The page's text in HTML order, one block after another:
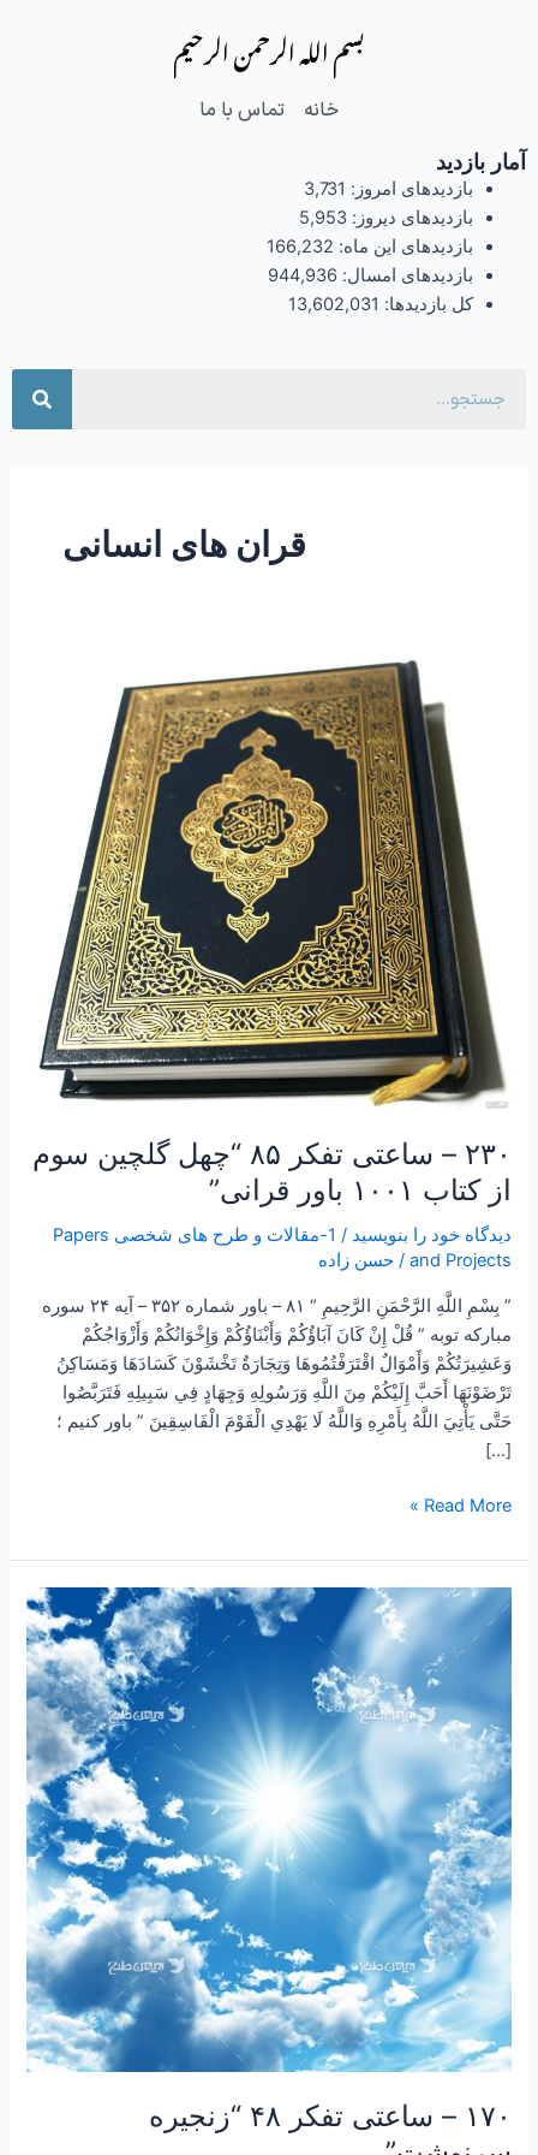
بسم الله الرحمن الرحیم
خانه تماس با ما
آمار بازدید
بازدیدهای امروز: 3,731
بازدیدهای دیروز: 5,953
بازدیدهای این ماه: 166,232
بازدیدهای امسال: 944,936
کل بازدیدها: 13,602,031
قران های انسانی
۲۳۰ – ساعتی تفکر ۸۵ “چهل گلچین سوم
از کتاب ۱۰۰۱ باور قرانی”
دیدگاه‌ خود را بنویسید /
1-مقالات و طرح های شخصی Papers
and Projects
/حسن زاده
” بِسْمِ اللَّهِ الرَّحْمَنِ الرَّحِيمِ “ ۸۱ – باور شماره ۳۵۲ – آیه ۲۴ سوره
مبارکه توبه ” قُلْ إِنْ كَانَ آبَاؤُكُمْ وَأَبْنَاؤُكُمْ وَإِخْوَانُكُمْ وَأَزْوَاجُكُمْ
وَعَشِيرَتُكُمْ وَأَمْوَالٌ اقْتَرَفْتُمُوهَا وَتِجَارَةٌ تَخْشَوْنَ كَسَادَهَا وَمَسَاكِنُ
تَرْضَوْنَهَا أَحَبَّ إِلَيْكُمْ مِنَ اللَّهِ وَرَسُولِهِ وَجِهَادٍ فِي سَبِيلِهِ فَتَرَبَّصُوا
حَتَّى يَأْتِيَ اللَّهُ بِأَمْرِهِ وَاللَّهُ لَا يَهْدِي الْقَوْمَ الْفَاسِقِينَ ” باور کنیم ؛
[…]
کتاب
۱۰۰۱
باور
قرانی”
Read More »
۱۷۰ – ساعتی تفکر ۴۸ “زنجیره
۱۷۰
ساعتی
۴۸
“زنجیره
سرنوشت”